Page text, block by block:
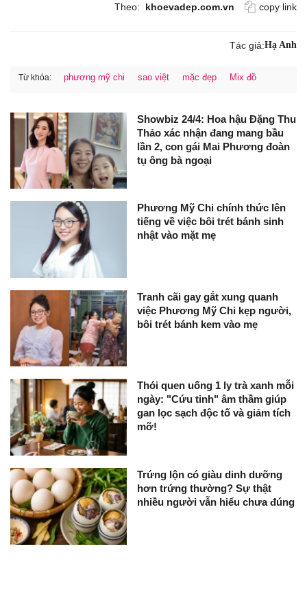
Theo: khoevadep.com.vn copy link
Tác giả:Hạ Anh
Từ khóa: phương mỹ chi sao việt mặc đẹp Mix đồ
Showbiz 24/4: Hoa hậu Đặng Thu
Thảo xác nhận đang mang bầu
lần 2, con gái Mai Phương đoàn
tụ ông bà ngoại
Phương Mỹ Chi chính thức lên
tiếng về việc bôi trét bánh sinh
nhật vào mặt mẹ
Tranh cãi gay gắt xung quanh
việc Phương Mỹ Chi kẹp người,
bôi trét bánh kem vào mẹ
Thói quen uống 1 ly trà xanh mỗi
ngày: "Cứu tinh" âm thầm giúp
gan lọc sạch độc tố và giảm tích
mỡ!
Trứng lộn có giàu dinh dưỡng
hơn trứng thường? Sự thật
nhiều người vẫn hiểu chưa đúng